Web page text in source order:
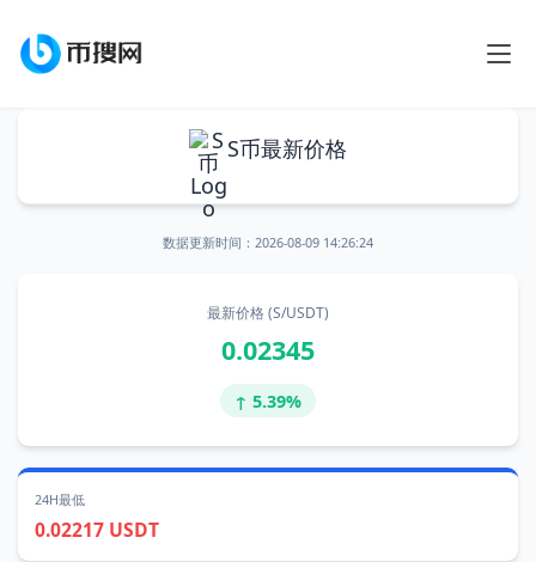
S币最新价格
数据更新时间： 2026-08-09 14:26:24
最新价格 (S/USDT)
0.02345
↑ 5.39%
24H最低
0.02217 USDT